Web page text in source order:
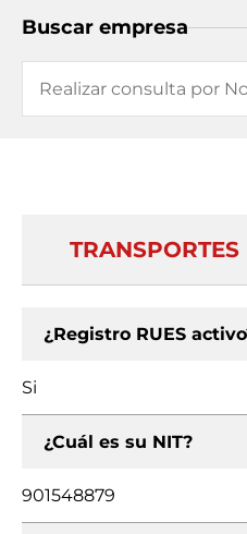
Buscar empresa
¿Registro RUES
Si
¿Cuál es su NIT?
901548879